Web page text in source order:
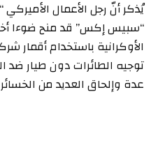
يُذكر أنّ رجل الأعمال
“سبيس إكس” قد منح ضوءا
الأوكرانية باستخدام أقمار
توجيه الطائرات دون طيار
عدة وإلحاق العديد من